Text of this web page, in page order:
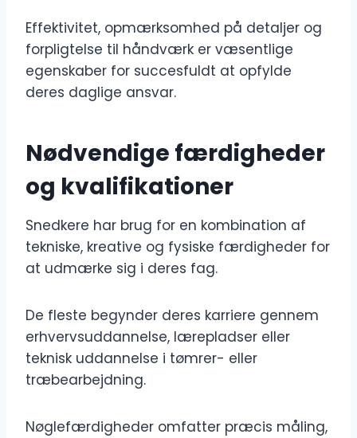
Effektivitet, opmærksomhed på detaljer og
forpligtelse til håndværk er væsentlige
egenskaber for succesfuldt at opfylde
deres daglige ansvar.
Nødvendige færdigheder
og kvalifikationer
Snedkere har brug for en kombination af
tekniske, kreative og fysiske færdigheder for
at udmærke sig i deres fag.
De fleste begynder deres karriere gennem
erhvervsuddannelse, lærepladser eller
teknisk uddannelse i tømrer- eller
træbearbejdning.
Nøglefærdigheder omfatter præcis måling,